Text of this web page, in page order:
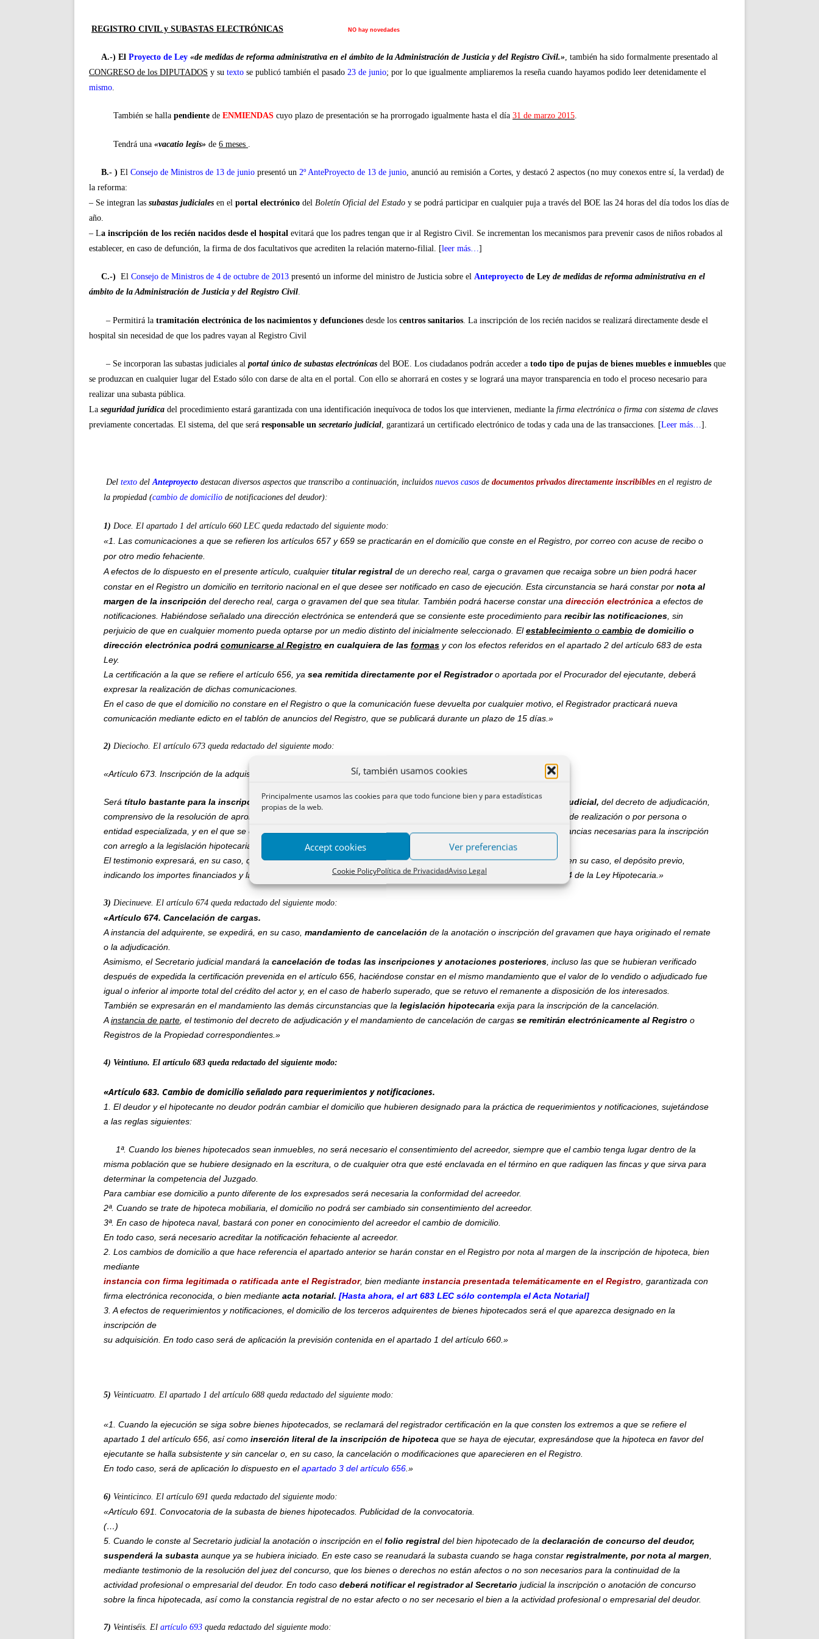
Sí, también usamos cookies
Principalmente usamos las cookies para que todo funcione bien y para estadísticas
propias de la web.
Accept cookies Ver preferencias
Cookie PolicyPolítica de PrivacidadAviso Legal
REGISTRO CIVIL y SUBASTAS ELECTRÓNICAS NO hay novedades
A.-) El Proyecto de Ley «de medidas de reforma administrativa en el ámbito de la Administración de Justicia y del Registro Civil.» , también ha sido formalmente presentado al
CONGRESO de los DIPUTADOS y su texto se publicó también el pasado 23 de junio; por lo que igualmente ampliaremos la reseña cuando hayamos podido leer detenidamente el
mismo
También se halla pendiente de ENMIENDAS cuyo plazo de presentación se ha prorrogado igualmente hasta el día 31 de marzo 2015.
Tendrá una «vacatio legis» de 6 meses
B.- ) El Consejo de Ministros de 13 de junio presentó un 2º AnteProyecto de 13 de junio , anunció au remisión a Cortes, y destacó 2 aspectos (no muy conexos entre sí, la verdad) de
la reforma:
– Se integran las subastas judiciales en el portal electrónico del Boletín Oficial del Estado y se podrá participar en cualquier puja a través del BOE las 24 horas del día todos los días de
año.
– La inscripción de los recién nacidos desde el hospital evitará que los padres tengan que ir al Registro Civil. Se incrementan los mecanismos para prevenir casos de niños robados al
establecer, en caso de defunción, la firma de dos facultativos que acrediten la relación materno-filial. [leer más… ]
C.-) El Consejo de Ministros de 4 de octubre de 2013 presentó un informe del ministro de Justicia sobre el Anteproyecto de Ley de medidas de reforma administrativa en el
ámbito de la Administración de Justicia y del Registro Civil.
– Permitirá la tramitación electrónica de los nacimientos y defunciones desde los centros sanitarios . La inscripción de los recién nacidos se realizará directamente desde el
hospital sin necesidad de que los padres vayan al Registro Civil
– Se incorporan las subastas judiciales al portal único de subastas electrónicas del BOE. Los ciudadanos podrán acceder a todo tipo de pujas de bienes muebles e inmuebles que
se produzcan en cualquier lugar del Estado sólo con darse de alta en el portal. Con ello se ahorrará en costes y se logrará una mayor transparencia en todo el proceso necesario para
realizar una subasta pública.
La seguridad jurídica del procedimiento estará garantizada con una identificación inequívoca de todos los que intervienen, mediante la firma electrónica o firma con sistema de claves
previamente concertadas. El sistema, del que será responsable un secretario judicial , garantizará un certificado electrónico de todas y cada una de las transacciones. [Leer más… ].
Del texto delAnteproyecto destacan diversos aspectos que transcribo a continuación, incluidos nuevos casos de documentos privados directamente inscribibles en el registro de
la propiedad (cambio de domicilio de notificaciones del deudor):
1) Doce. El apartado 1 del artículo 660 LEC queda redactado del siguiente modo:
«1. Las comunicaciones a que se refieren los artículos 657 y 659 se practicarán en el domicilio que conste en el Registro, por correo con acuse de recibo o
por otro medio fehaciente
A efectos de lo dispuesto en el presente artículo, cualquier titular registral de un derecho real, carga o gravamen que recaiga sobre un bien podrá hacer
constar en el Registro un domicilio en territorio nacional en el que desee ser notificado en caso de ejecución. Esta circunstancia se hará constar por nota al
margen de la inscripción del derecho real, carga o gravamen del que sea titular. También podrá hacerse constar una dirección electrónica a efectos de
notificaciones. Habiéndose señalado una dirección electrónica se entenderá que se consiente este procedimiento para recibir las notificaciones , sin
perjuicio de que en cualquier momento pueda optarse por un medio distinto del inicialmente seleccionado. El establecimiento o cambio de domicilio o
dirección electrónica podrá comunicarse al Registro en cualquiera de las formas y con los efectos referidos en el apartado 2 del artículo 683 de esta
Ley.
La certificación a la que se refiere el artículo 656, ya sea remitida directamente por el Registradoro aportada por el Procurador del ejecutante, deberá
expresar la realización de dichas comunicaciones.
En el caso de que el domicilio no constare en el Registro o que la comunicación fuese devuelta por cualquier motivo, el Registrador practicará nueva
comunicación mediante edicto en el tablón de anuncios del Registro, que se publicará durante un plazo de 15 días.»
2) Dieciocho. El artículo 673 queda redactado del siguiente modo:
«Artículo 673. Inscripción de la adquisición: título.
Será título bastante para la inscripción en el Registro de la Propiedadeltestimonio, expedido por el Secretario judicial, del decreto de adjudicación,
comprensivo de la resolución de aprobación del remate, de la adjudicación al acreedor o de la transmisión por convenio de realización o por persona o
entidad especializada, y en el que se exprese, en su caso, que se ha consignado el precio, así como las demás circunstancias necesarias para la inscripción
con arreglo a la legislación hipotecaria.
El testimonio expresará, en su caso, que el rematante ha obtenido crédito para atender el pago del precio del remate y, en su caso, el depósito previo,
indicando los importes financiados y la entidad que haya concedido el préstamo, a los efectos previstos en el artículo 134 de la Ley Hipotecaria.»
3) Diecinueve. El artículo 674 queda redactado del siguiente modo:
«Artículo 674. Cancelación de cargas.
A instancia del adquirente, se expedirá, en su caso, mandamiento de cancelación de la anotación o inscripción del gravamen que haya originado el remate
o la adjudicación.
Asimismo, el Secretario judicial mandará la cancelación de todas las inscripciones y anotaciones posteriores , incluso las que se hubieran verificado
después de expedida la certificación prevenida en el artículo 656, haciéndose constar en el mismo mandamiento que el valor de lo vendido o adjudicado fue
igual o inferior al importe total del crédito del actor y, en el caso de haberlo superado, que se retuvo el remanente a disposición de los interesados.
También se expresarán en el mandamiento las demás circunstancias que la legislación hipotecaria exija para la inscripción de la cancelación.
Ainstancia de parte , el testimonio del decreto de adjudicación y el mandamiento de cancelación de cargas se remitirán electrónicamente al Registro o
Registros de la Propiedad correspondientes.»
4) Veintiuno. El artículo 683 queda redactado del siguiente modo:
«Artículo 683. Cambio de domicilio señalado para requerimientos y notificaciones.
1. El deudor y el hipotecante no deudor podrán cambiar el domicilio que hubieren designado para la práctica de requerimientos y notificaciones, sujetándose
a las reglas siguientes:
1ª. Cuando los bienes hipotecados sean inmuebles, no será necesario el consentimiento del acreedor, siempre que el cambio tenga lugar dentro de la
misma población que se hubiere designado en la escritura, o de cualquier otra que esté enclavada en el término en que radiquen las fincas y que sirva para
determinar la competencia del Juzgado.
Para cambiar ese domicilio a punto diferente de los expresados será necesaria la conformidad del acreedor.
2ª. Cuando se trate de hipoteca mobiliaria, el domicilio no podrá ser cambiado sin consentimiento del acreedor.
3ª. En caso de hipoteca naval, bastará con poner en conocimiento del acreedor el cambio de domicilio.
En todo caso, será necesario acreditar la notificación fehaciente al acreedor.
2. Los cambios de domicilio a que hace referencia el apartado anterior se harán constar en el Registro por nota al margen de la inscripción de hipoteca, bien
mediante
instancia con firma legitimada o ratificada ante el Registrador, bien mediante instancia presentada telemáticamente en el Registro , garantizada con
firma electrónica reconocida, o bien mediante acta notarial. [Hasta ahora, el art 683 LECsólo contempla el Acta Notarial]
3. A efectos de requerimientos y notificaciones, el domicilio de los terceros adquirentes de bienes hipotecados será el que aparezca designado en la
inscripción de
su adquisición. En todo caso será de aplicación la previsión contenida en el apartado 1 del artículo 660.»
5) Veinticuatro. El apartado 1 del artículo 688 queda redactado del siguiente modo:
«1. Cuando la ejecución se siga sobre bienes hipotecados, se reclamará del registrador certificación en la que consten los extremos a que se refiere el
apartado 1 del artículo 656, así como inserción literal de la inscripción de hipoteca que se haya de ejecutar, expresándose que la hipoteca en favor del
ejecutante se halla subsistente y sin cancelar o, en su caso, la cancelación o modificaciones que aparecieren en el Registro.
En todo caso, será de aplicación lo dispuesto en elapartado 3 del artículo 656.»
6) Veinticinco. El artículo 691 queda redactado del siguiente modo:
«Artículo 691. Convocatoria de la subasta de bienes hipotecados. Publicidad de la convocatoria.
(…)
5. Cuando le conste al Secretario judicial la anotación o inscripción en elfolio registral del bien hipotecado de la declaración de concurso del deudor,
suspenderá la subasta aunque ya se hubiera iniciado. En este caso se reanudará la subasta cuando se haga constar registralmente, por nota al margen
mediante testimonio de la resolución del juez del concurso, que los bienes o derechos no están afectos o no son necesarios para la continuidad de la
actividad profesional o empresarial del deudor. En todo caso deberá notificar el registrador al Secretario judicial la inscripción o anotación de concurso
sobre la finca hipotecada, así como la constancia registral de no estar afecto o no ser necesario el bien a la actividad profesional o empresarial del deudor.
7) Veintiséis. El artículo 693 queda redactado del siguiente modo: